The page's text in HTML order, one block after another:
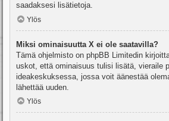
saadaksesi lisätietoja.
Ylös
Miksi ominaisuutta X ei ole saatavilla?
Tämä ohjelmisto on phpBB Limitedin
uskot, että ominaisuus tulisi lisätä, vieraile
ideakeskuksessa , jossa voit äänestää
lähettää uuden.
Ylös